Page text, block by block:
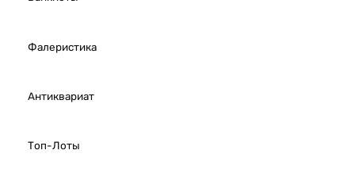
Фалеристика
Антиквариат
Топ-Лоты